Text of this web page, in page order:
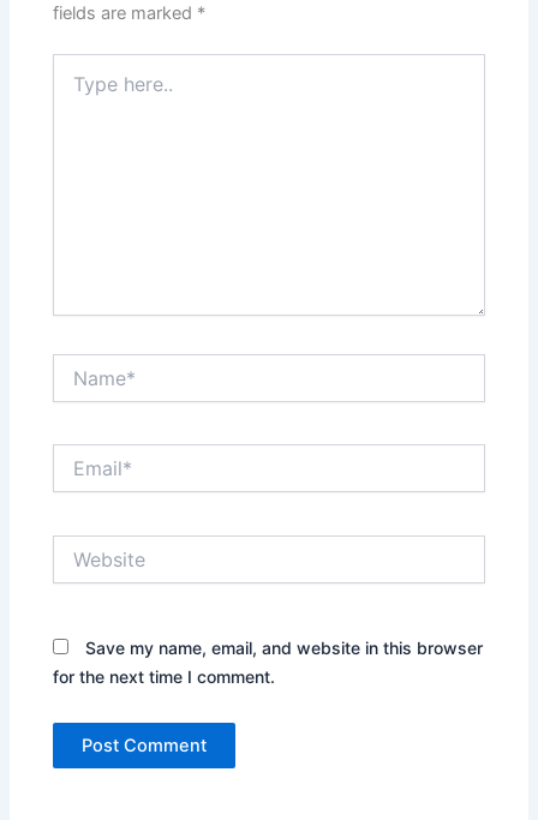
fields are marked *
here..
Save my name, email, and website in this browser
for the next time I comment.